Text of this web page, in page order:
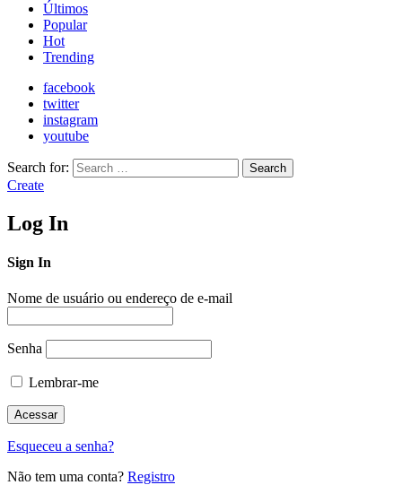
Últimos
Popular
Hot
Trending
facebook
twitter
instagram
youtube
Search for: Search
Create
Log In
Sign In
Nome de usuário ou endereço de e-mail
Senha
Lembrar-me
Esqueceu a senha?
Não tem uma conta? Registro